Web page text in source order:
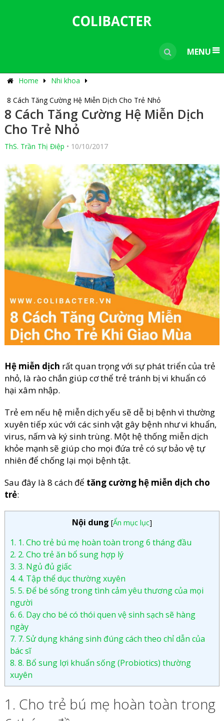
MENU
Home Nhi khoa
8 Cách Tăng Cường Hệ Miễn Dịch Cho Trẻ Nhỏ
8 Cách Tăng Cường Hệ Miễn Dịch
Cho Trẻ Nhỏ
ThS. Trần Thị Điệp • 10/10/2017
Hệ miễn dịch rất quan trọng với sự phát triển của trẻ
nhỏ, là rào chắn giúp cơ thể trẻ tránh bị vi khuẩn có
hại xâm nhập.
Trẻ em nếu hệ miễn dịch yếu sẽ dễ bị bệnh vì thường
xuyên tiếp xúc với các sinh vật gây bệnh như vi khuẩn,
virus, nấm và ký sinh trùng. Một hệ thống miễn dịch
khỏe mạnh sẽ giúp cho mọi đứa trẻ có sự bảo vệ tự
nhiên để chống lại mọi bệnh tật.
Sau đây là 8 cách để tăng cường hệ miễn dịch cho
trẻ:
Nội dung [Ẩn mục lục]
1. 1. Cho trẻ bú mẹ hoàn toàn trong 6 tháng đầu
2. 2. Cho trẻ ăn bổ sung hợp lý
3. 3. Ngủ đủ giấc
4. 4. Tập thể dục thường xuyên
5. 5. Để bé sống trong tình cảm yêu thương của mọi
người
6. 6. Dạy cho bé có thói quen vệ sinh sạch sẽ hàng
ngày
7. 7. Sử dụng kháng sinh đúng cách theo chỉ dẫn của
bác sĩ
8. 8. Bổ sung lợi khuẩn sống (Probiotics) thường
xuyên
1. Cho trẻ bú mẹ hoàn toàn trong